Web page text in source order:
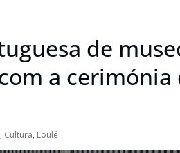
de
a cerimónia
, Cultura, Loulé